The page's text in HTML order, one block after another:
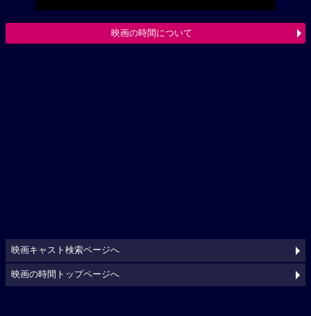
映画の時間について
映画キャスト検索ページへ
映画の時間トップページへ